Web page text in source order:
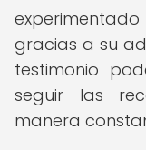
gracias a su
testimonio
seguir las
manera